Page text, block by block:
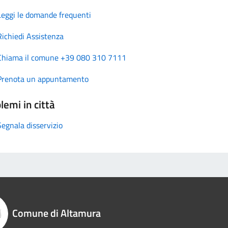
le domande frequenti
Assistenza
il comune +39 080 310 7111
un appuntamento
in città
disservizio
Comune di Altamura